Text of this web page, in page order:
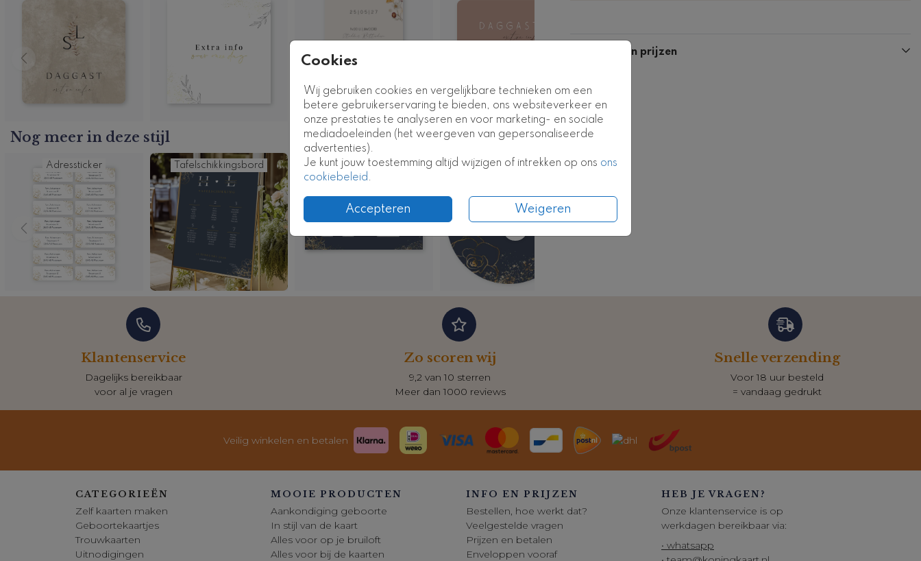
Cookies
Wij gebruiken cookies en vergelijkbare technieken om een
betere gebruikerservaring te bieden, ons websiteverkeer en
onze prestaties te analyseren en voor marketing- en sociale
mediadoeleinden (het weergeven van gepersonaliseerde
advertenties).
Je kunt jouw toestemming altijd wijzigen of intrekken op ons ons
cookiebeleid.
Accepteren Weigeren
Nog meer in deze stijl
Adressticker Tafelschikkingsbord Kaart Sluitsticker
Formaten en prijzen
Klantenservice
Dagelijks bereikbaar
voor al je vragen
Zo scoren wij
9,2 van 10 sterren
Meer dan 1000 reviews
Snelle verzending
Voor 18 uur besteld
= vandaag gedrukt
Veilig winkelen en betalen
CATEGORIEËN
Zelf kaarten maken
Geboortekaartjes
Trouwkaarten
Uitnodigingen
MOOIE PRODUCTEN
Aankondiging geboorte
In stijl van de kaart
Alles voor op je bruiloft
Alles voor bij de kaarten
INFO EN PRIJZEN
Bestellen, hoe werkt dat?
Veelgestelde vragen
Prijzen en betalen
Enveloppen vooraf
HEB JE VRAGEN?
Onze klantenservice is op
werkdagen bereikbaar via:
• whatsapp